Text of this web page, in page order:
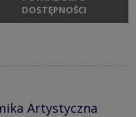
DOSTĘPNOŚCI
Artystyczna